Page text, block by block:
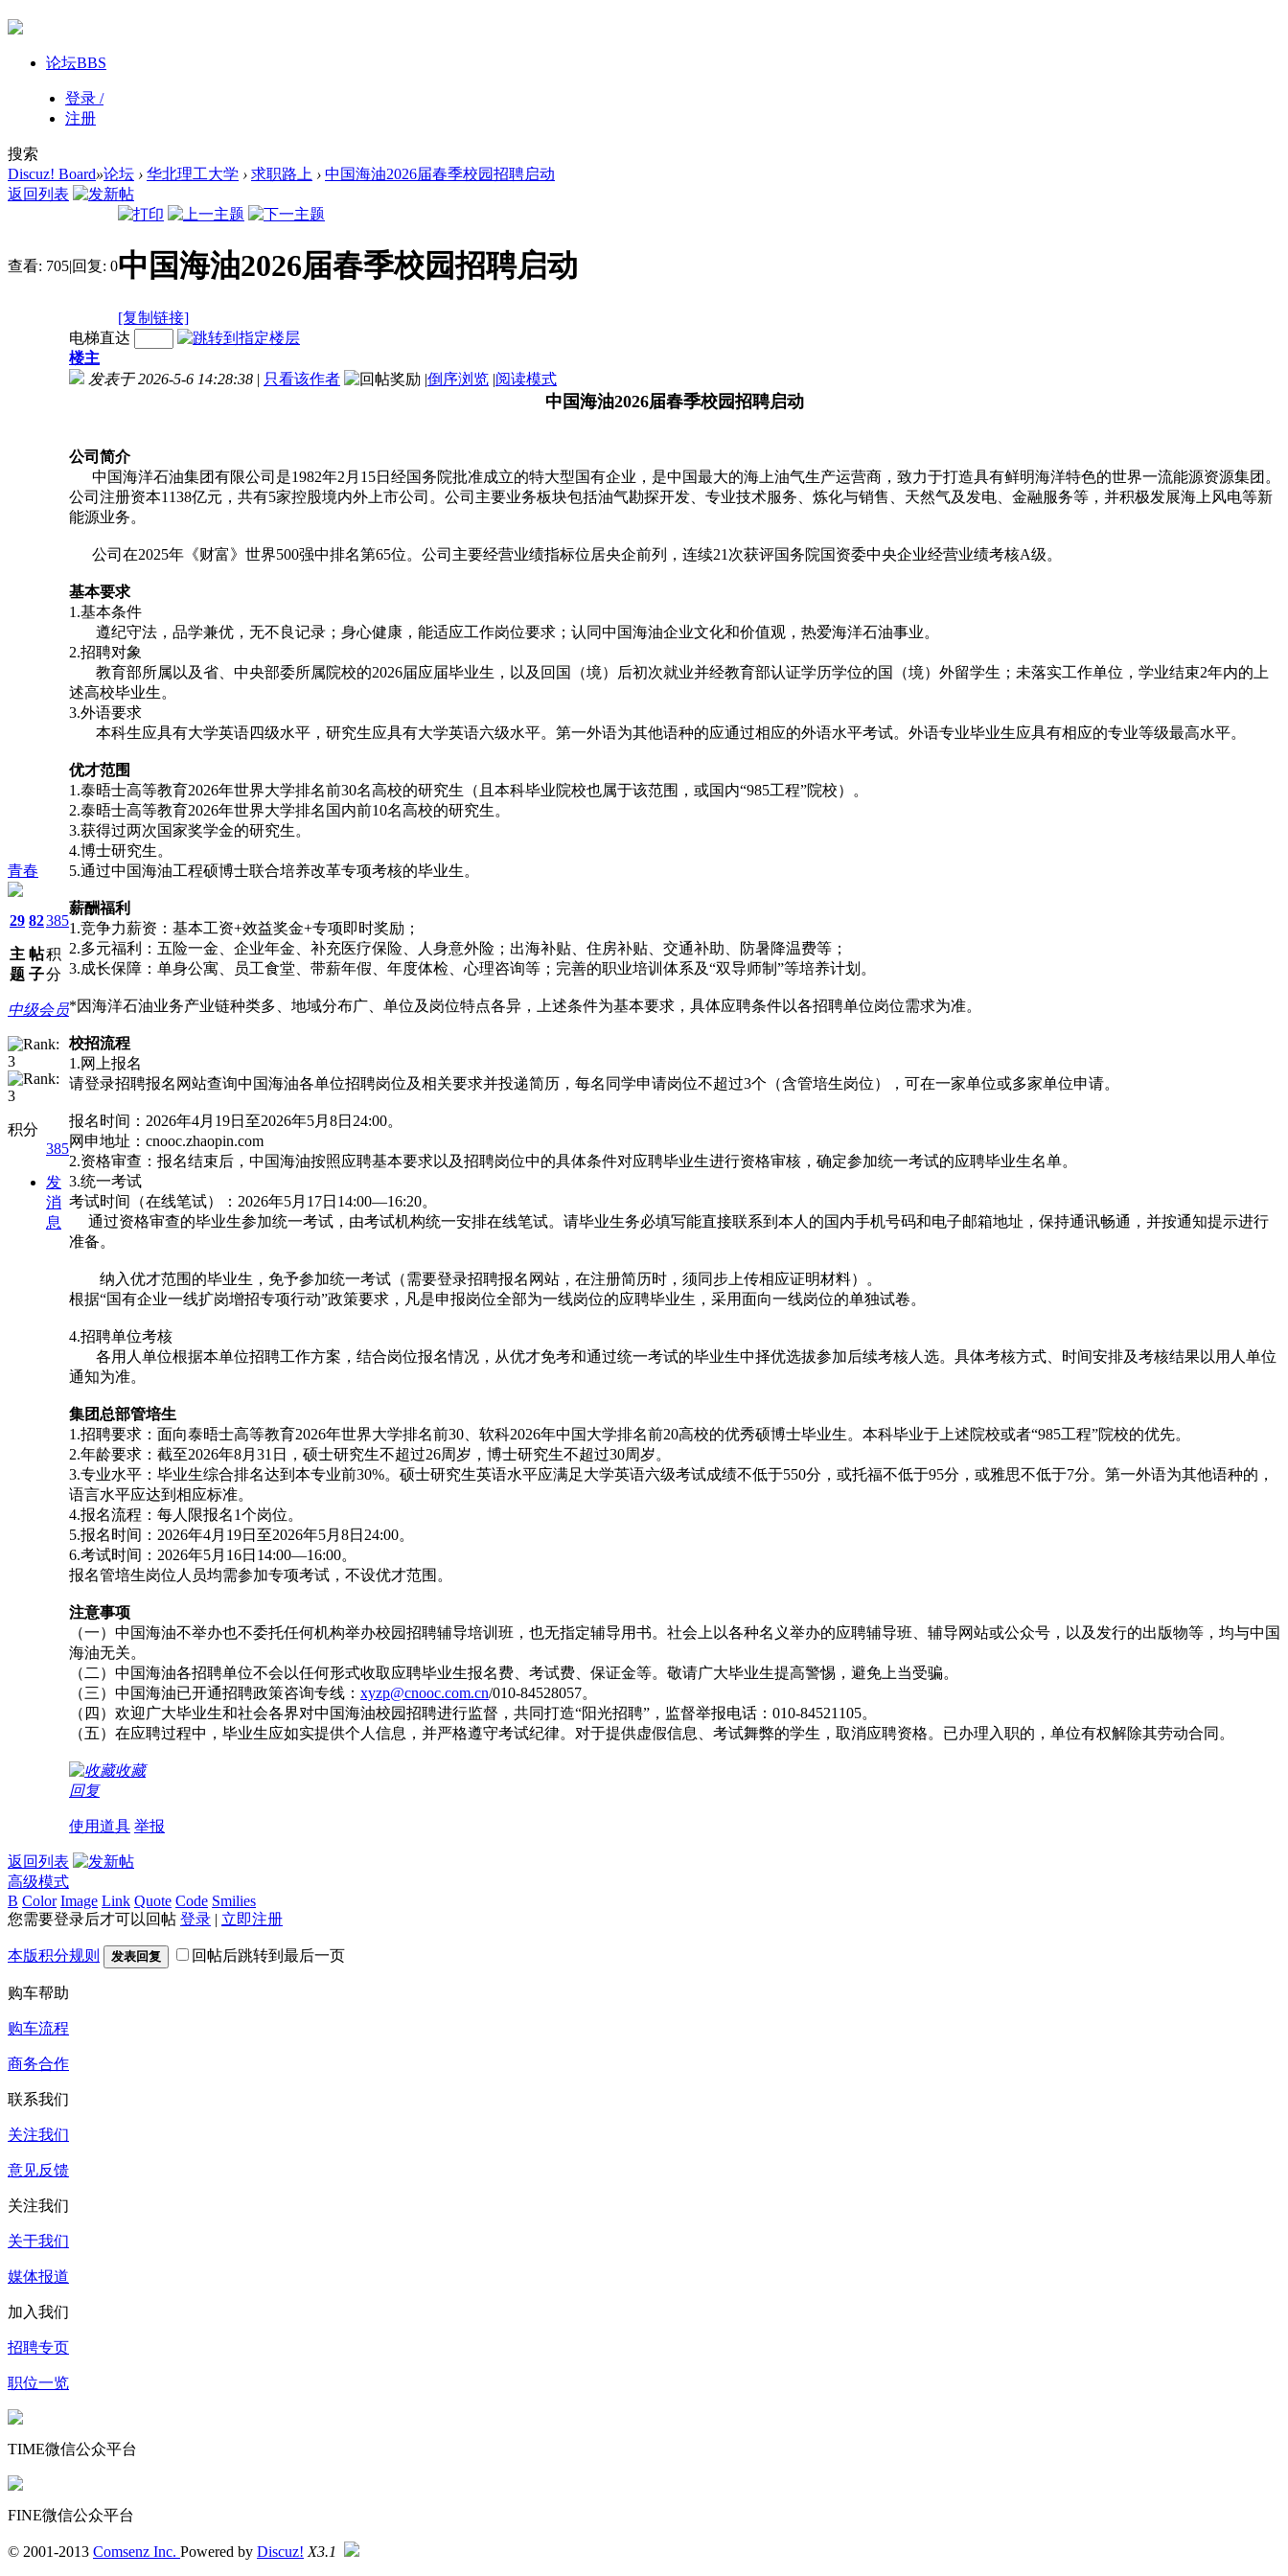
论坛BBS
登录 /
注册
搜索
Discuz! Board»论坛 › 华北理工大学 › 求职路上 › 中国海油2026届春季校园招聘启动
返回列表
查看: 705|回复: 0中国海油2026届春季校园招聘启动
[复制链接]
青春
29
主
题
82
帖
子
385
积
分
中级会员
积分
385
发
消
息
电梯直达
楼主
发表于 2026-5-6 14:28:38 | 只看该作者 |倒序浏览 |阅读模式
中国海油2026届春季校园招聘启动
公司简介
中国海洋石油集团有限公司是1982年2月15日经国务院批准成立的特大型国有企业，是中国最大的海上油气生产运营商，致力于打造具有鲜明海洋特色的世界一流能源资源集团。
公司注册资本1138亿元，共有5家控股境内外上市公司。公司主要业务板块包括油气勘探开发、专业技术服务、炼化与销售、天然气及发电、金融服务等，并积极发展海上风电等新
能源业务。
公司在2025年《财富》世界500强中排名第65位。公司主要经营业绩指标位居央企前列，连续21次获评国务院国资委中央企业经营业绩考核A级。
基本要求
1.基本条件
遵纪守法，品学兼优，无不良记录；身心健康，能适应工作岗位要求；认同中国海油企业文化和价值观，热爱海洋石油事业。
2.招聘对象
教育部所属以及省、中央部委所属院校的2026届应届毕业生，以及回国（境）后初次就业并经教育部认证学历学位的国（境）外留学生；未落实工作单位，学业结束2年内的上
述高校毕业生。
3.外语要求
本科生应具有大学英语四级水平，研究生应具有大学英语六级水平。第一外语为其他语种的应通过相应的外语水平考试。外语专业毕业生应具有相应的专业等级最高水平。
优才范围
1.泰晤士高等教育2026年世界大学排名前30名高校的研究生（且本科毕业院校也属于该范围，或国内“985工程”院校）。
2.泰晤士高等教育2026年世界大学排名国内前10名高校的研究生。
3.获得过两次国家奖学金的研究生。
4.博士研究生。
5.通过中国海油工程硕博士联合培养改革专项考核的毕业生。
薪酬福利
1.竞争力薪资：基本工资+效益奖金+专项即时奖励；
2.多元福利：五险一金、企业年金、补充医疗保险、人身意外险；出海补贴、住房补贴、交通补助、防暑降温费等；
3.成长保障：单身公寓、员工食堂、带薪年假、年度体检、心理咨询等；完善的职业培训体系及“双导师制”等培养计划。
*因海洋石油业务产业链种类多、地域分布广、单位及岗位特点各异，上述条件为基本要求，具体应聘条件以各招聘单位岗位需求为准。
校招流程
1.网上报名
请登录招聘报名网站查询中国海油各单位招聘岗位及相关要求并投递简历，每名同学申请岗位不超过3个（含管培生岗位），可在一家单位或多家单位申请。
报名时间：2026年4月19日至2026年5月8日24:00。
网申地址：cnooc.zhaopin.com
2.资格审查：报名结束后，中国海油按照应聘基本要求以及招聘岗位中的具体条件对应聘毕业生进行资格审核，确定参加统一考试的应聘毕业生名单。
3.统一考试
考试时间（在线笔试）：2026年5月17日14:00—16:20。
通过资格审查的毕业生参加统一考试，由考试机构统一安排在线笔试。请毕业生务必填写能直接联系到本人的国内手机号码和电子邮箱地址，保持通讯畅通，并按通知提示进行
准备。
纳入优才范围的毕业生，免予参加统一考试（需要登录招聘报名网站，在注册简历时，须同步上传相应证明材料）。
根据“国有企业一线扩岗增招专项行动”政策要求，凡是申报岗位全部为一线岗位的应聘毕业生，采用面向一线岗位的单独试卷。
4.招聘单位考核
各用人单位根据本单位招聘工作方案，结合岗位报名情况，从优才免考和通过统一考试的毕业生中择优选拔参加后续考核人选。具体考核方式、时间安排及考核结果以用人单位
通知为准。
集团总部管培生
1.招聘要求：面向泰晤士高等教育2026年世界大学排名前30、软科2026年中国大学排名前20高校的优秀硕博士毕业生。本科毕业于上述院校或者“985工程”院校的优先。
2.年龄要求：截至2026年8月31日，硕士研究生不超过26周岁，博士研究生不超过30周岁。
3.专业水平：毕业生综合排名达到本专业前30%。硕士研究生英语水平应满足大学英语六级考试成绩不低于550分，或托福不低于95分，或雅思不低于7分。第一外语为其他语种的，
语言水平应达到相应标准。
4.报名流程：每人限报名1个岗位。
5.报名时间：2026年4月19日至2026年5月8日24:00。
6.考试时间：2026年5月16日14:00—16:00。
报名管培生岗位人员均需参加专项考试，不设优才范围。
注意事项
（一）中国海油不举办也不委托任何机构举办校园招聘辅导培训班，也无指定辅导用书。社会上以各种名义举办的应聘辅导班、辅导网站或公众号，以及发行的出版物等，均与中国
海油无关。
（二）中国海油各招聘单位不会以任何形式收取应聘毕业生报名费、考试费、保证金等。敬请广大毕业生提高警惕，避免上当受骗。
（三）中国海油已开通招聘政策咨询专线： xyzp@cnooc.com.cn/010-84528057。
（四）欢迎广大毕业生和社会各界对中国海油校园招聘进行监督，共同打造“阳光招聘”，监督举报电话：010-84521105。
（五）在应聘过程中，毕业生应如实提供个人信息，并严格遵守考试纪律。对于提供虚假信息、考试舞弊的学生，取消应聘资格。已办理入职的，单位有权解除其劳动合同。
收藏
回复
使用道具 举报
返回列表
高级模式
B Color Image Link Quote Code Smilies
您需要登录后才可以回帖 登录 | 立即注册
本版积分规则 发表回复 回帖后跳转到最后一页
购车帮助
购车流程
商务合作
联系我们
关注我们
意见反馈
关注我们
关于我们
媒体报道
加入我们
招聘专页
职位一览
TIME微信公众平台
FINE微信公众平台
© 2001-2013 Comsenz Inc. Powered by Discuz! X3.1